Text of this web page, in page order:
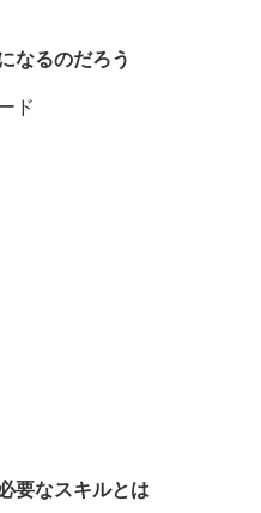
なるのだろう
ド
要なスキルとは